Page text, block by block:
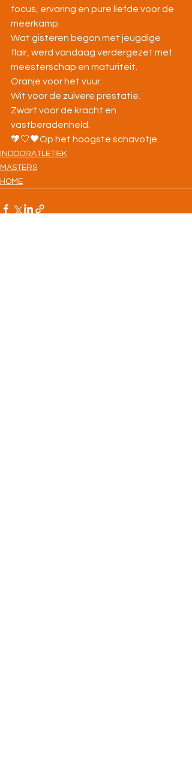
focus, ervaring en pure liefde voor de
meerkamp.
Wat gisteren begon met jeugdige
flair, werd vandaag verdergezet met
meesterschap en maturiteit.
Oranje voor het vuur.
Wit voor de zuivere prestatie.
Zwart voor de kracht en
vastberadenheid.
🧡🤍🖤Op het hoogste schavotje.
INDOORATLETIEK
MASTERS
HOME